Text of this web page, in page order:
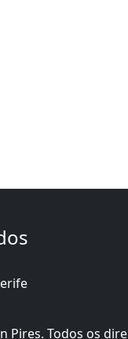
Pires. Todos os